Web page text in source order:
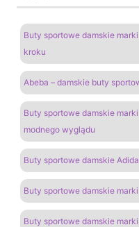
Buty sportowe damskie
kroku
Abeba – damskie buty
Buty sportowe damskie
modnego wyglądu
Buty sportowe damskie
Buty sportowe damskie
Buty sportowe damskie marki